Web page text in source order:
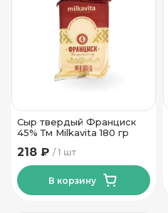
Сыр твердый Франциск
45% Тм Milkavita 180 гр
1 шт
218 ₽
В корзину